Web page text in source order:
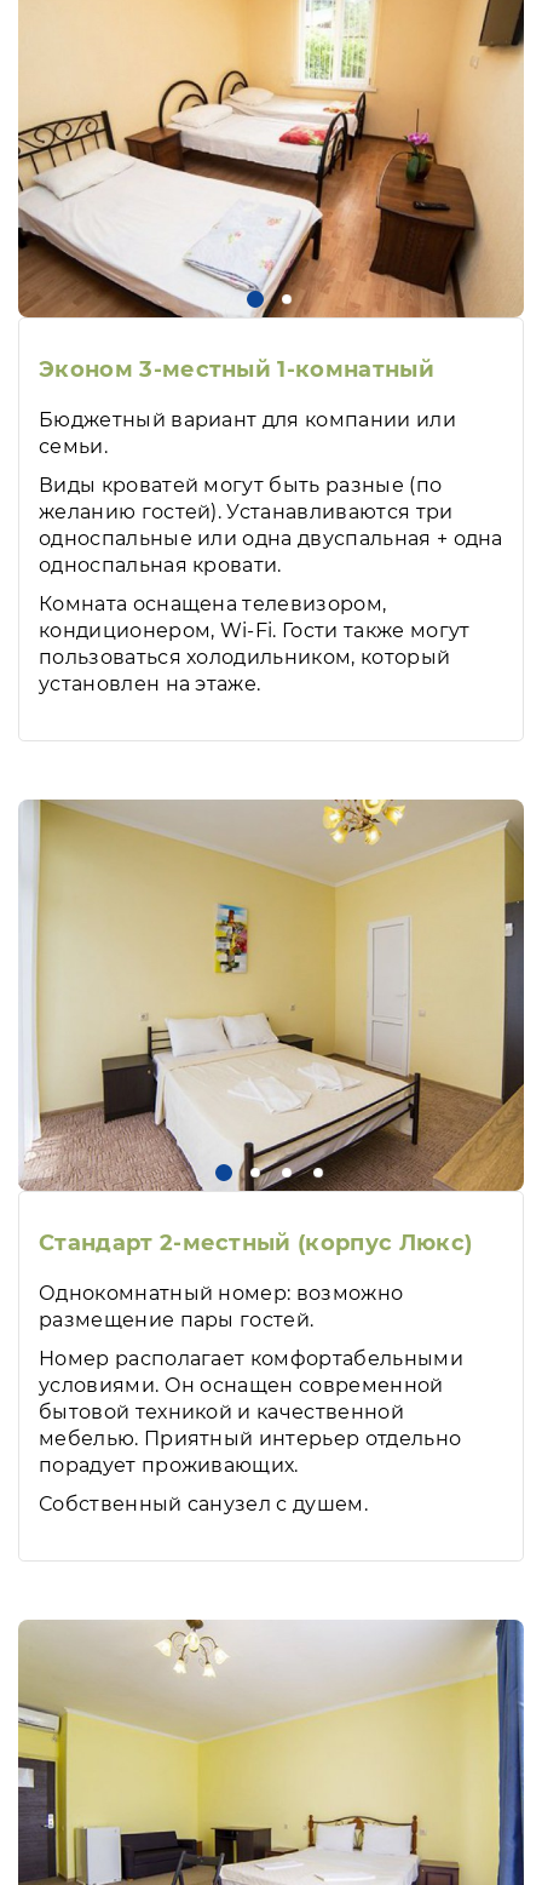
Эконом 3-местный 1-комнатный
Бюджетный вариант для компании или
семьи.
Виды кроватей могут быть разные (по
желанию гостей). Устанавливаются три
односпальные или одна двуспальная + одна
односпальная кровати.
Комната оснащена телевизором,
кондиционером, Wi-Fi. Гости также могут
пользоваться холодильником, который
установлен на этаже.
Стандарт 2-местный (корпус Люкс)
Однокомнатный номер: возможно
размещение пары гостей.
Номер располагает комфортабельными
условиями. Он оснащен современной
бытовой техникой и качественной
мебелью. Приятный интерьер отдельно
порадует проживающих.
Собственный санузел с душем.